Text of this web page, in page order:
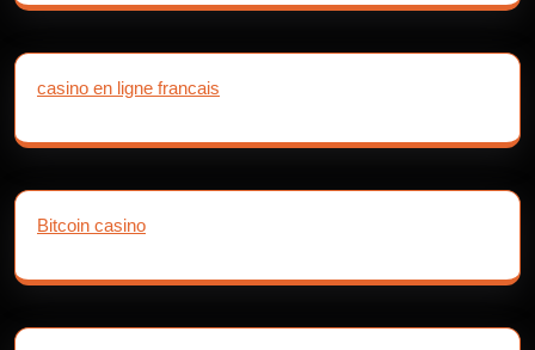
casino en ligne francais
Bitcoin casino